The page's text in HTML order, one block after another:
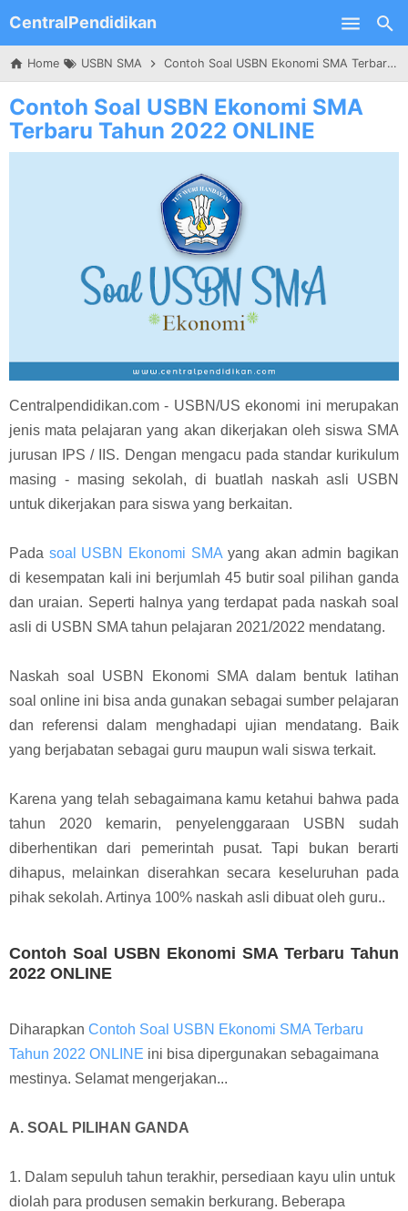
Skip to main content
CentralPendidikan
Home USBN SMA Contoh Soal USBN Ekonomi SMA Terbaru Tahun 2022 ONLINE
Contoh Soal USBN Ekonomi SMA
Terbaru Tahun 2022 ONLINE
Centralpendidikan.com - USBN/US ekonomi ini merupakan
jenis mata pelajaran yang akan dikerjakan oleh siswa SMA
jurusan IPS / IIS. Dengan mengacu pada standar kurikulum
masing - masing sekolah, di buatlah naskah asli USBN
untuk dikerjakan para siswa yang berkaitan.
Pada soal USBN Ekonomi SMA yang akan admin bagikan
di kesempatan kali ini berjumlah 45 butir soal pilihan ganda
dan uraian. Seperti halnya yang terdapat pada naskah soal
asli di USBN SMA tahun pelajaran 2021/2022 mendatang.
Naskah soal USBN Ekonomi SMA dalam bentuk latihan
soal online ini bisa anda gunakan sebagai sumber pelajaran
dan referensi dalam menghadapi ujian mendatang. Baik
yang berjabatan sebagai guru maupun wali siswa terkait.
Karena yang telah sebagaimana kamu ketahui bahwa pada
tahun 2020 kemarin, penyelenggaraan USBN sudah
diberhentikan dari pemerintah pusat. Tapi bukan berarti
dihapus, melainkan diserahkan secara keseluruhan pada
pihak sekolah. Artinya 100% naskah asli dibuat oleh guru..
Contoh Soal USBN Ekonomi SMA Terbaru Tahun
2022 ONLINE
Diharapkan Contoh Soal USBN Ekonomi SMA Terbaru
Tahun 2022 ONLINE ini bisa dipergunakan sebagaimana
mestinya. Selamat mengerjakan...
A. SOAL PILIHAN GANDA
1. Dalam sepuluh tahun terakhir, persediaan kayu ulin untuk
diolah para produsen semakin berkurang. Beberapa